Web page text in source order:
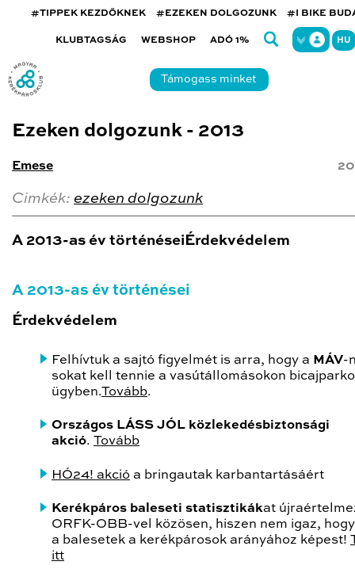
#TIPPEK KEZDŐKNEK #EZEKEN DOLGOZUNK #I BIKE
KLUBTAGSÁG WEBSHOP ADÓ 1% HU
Támogass minket
Ezeken dolgozunk - 2013
Emese
Cimkék: ezeken dolgozunk
A 2013-as év történéseiÉrdekvédelem
A 2013-as év történései
Érdekvédelem
Felhívtuk a sajtó figyelmét is arra, hogy a MÁV-
sokat kell tennie a vasútállomásokon
ügyben.Tovább.
Országos LÁSS JÓL közlekedésbiztonsági
akció. Tovább
HÓ24! akció a bringautak karbantartásáért
Kerékpáros baleseti statisztikákat
ORFK-OBB-vel közösen, hiszen nem igaz,
a balesetek a kerékpárosok arányához képest!
itt